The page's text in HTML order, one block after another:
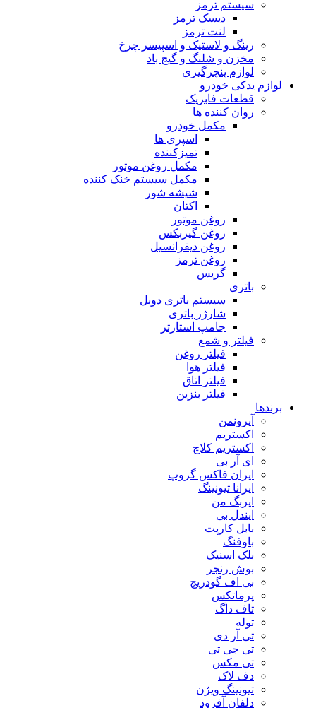
سیستم ترمز
دیسک ترمز
لنت ترمز
رینگ و لاستیک و اسپیسر چرخ
مخزن و شلنگ و گیج باد
لوازم پنچرگیری
لوازم یدکی خودرو
قطعات فابریک
روان کننده ها
مکمل خودرو
اسپری ها
تمیزکننده
مکمل روغن موتور
مکمل سیستم خنک کننده
شیشه شور
اکتان
روغن موتور
روغن گیربکس
روغن دیفرانسیل
روغن ترمز
گریس
باتری
سیستم باتری دوبل
شارژر باتری
جامپ استارتر
فیلتر و شمع
فیلتر روغن
فیلتر هوا
فیلتر اتاق
فیلتر بنزین
برندها
آیرونمن
اکستریم
اکستریم کلاچ
ای آر بی
ایران فاکس گروپ
ایرانا تیونینگ
ایربگ من
ایندل بی
بابل کارپت
باوفنگ
بلک اسنیک
بوش رنجر
بی اف گودریچ
پرماتکس
تاف داگ
توله
تی آر دی
تی جی تی
تی مکس
دف لاک
تیونینگ ویژن
دلفان آفرود